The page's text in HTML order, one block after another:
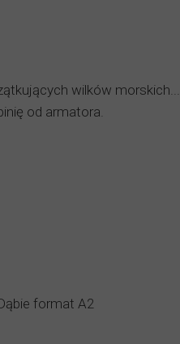
wilków morskich...
od armatora.
format A2